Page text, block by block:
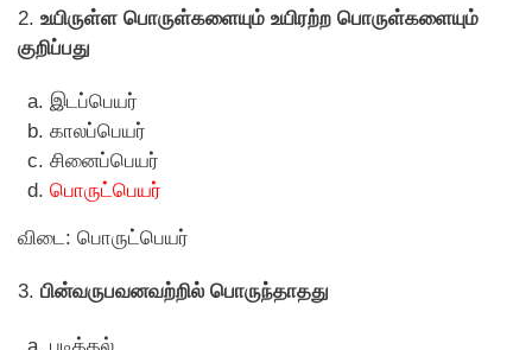
2. உயிருள்ள பொருள்களையும் உயிரற்ற பொருள்களையும்
குறிப்பது
இடப்பெயர்
காலப்பெயர்
சினைப்பெயர்
பொருட்பெயர்
விடை: பொருட்பெயர்
3. பின்வருபவனவற்றில் பொருந்தாதது